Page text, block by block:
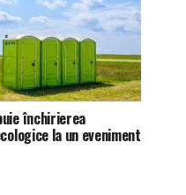
închirierea
la un eveniment